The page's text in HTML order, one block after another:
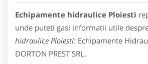
Echipamente hidraulice Ploiesti
unde puteti gasi informatii utile
hidraulice Ploiesti: Echipamente
DORTON PREST SRL.